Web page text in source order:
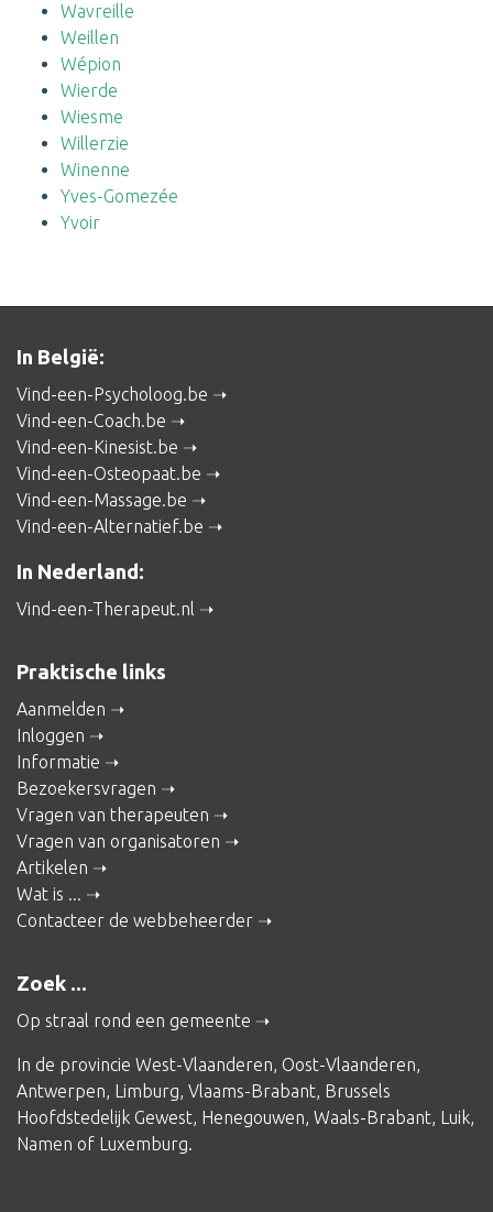
Wavreille
Weillen
Wépion
Wierde
Wiesme
Willerzie
Winenne
Yves-Gomezée
Yvoir
In België:
Vind-een-Psycholoog.be
Vind-een-Coach.be
Vind-een-Kinesist.be
Vind-een-Osteopaat.be
Vind-een-Massage.be
Vind-een-Alternatief.be
In Nederland:
Vind-een-Therapeut.nl
Praktische links
Aanmelden
Inloggen
Informatie
Bezoekersvragen
Vragen van therapeuten
Vragen van organisatoren
Artikelen
Wat is ...
Contacteer de webbeheerder
Zoek ...
Op straal rond een gemeente
In de provincie West-Vlaanderen, Oost-Vlaanderen,
Antwerpen, Limburg, Vlaams-Brabant, Brussels
Hoofdstedelijk Gewest, Henegouwen, Waals-Brabant, Luik,
Namen of Luxemburg.